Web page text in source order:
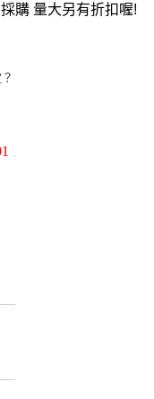
購 量大另有折扣喔!